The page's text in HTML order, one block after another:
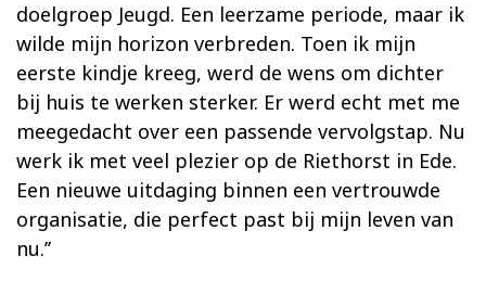
doelgroep Jeugd. Een leerzame periode, maar ik
wilde mijn horizon verbreden. Toen ik mijn
eerste kindje kreeg, werd de wens om dichter
bij huis te werken sterker. Er werd echt met me
meegedacht over een passende vervolgstap. Nu
werk ik met veel plezier op de Riethorst in Ede.
Een nieuwe uitdaging binnen een vertrouwde
organisatie, die perfect past bij mijn leven van
nu.’’